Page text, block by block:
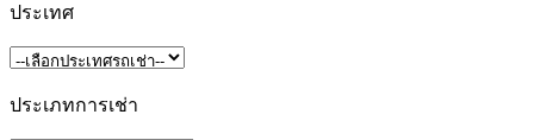
ประเทศ
ประเภทการเช่า